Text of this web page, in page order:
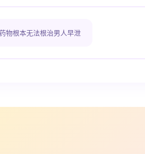
物根本无法根治男人早泄